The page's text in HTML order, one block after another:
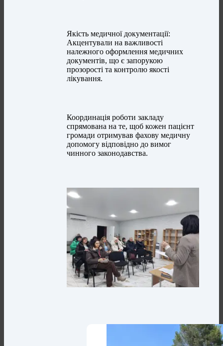
Якість медичної документації:
Акцентували на важливості
належного оформлення медичних
документів, що є запорукою
прозорості та контролю якості
лікування.
Координація роботи закладу
спрямована на те, щоб кожен пацієнт
громади отримував фахову медичну
допомогу відповідно до вимог
чинного законодавства.